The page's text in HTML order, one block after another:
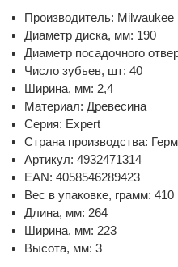
Производитель: Milwaukee
Диаметр диска, мм: 190
Диаметр посадочного
Число зубьев, шт: 40
Ширина, мм: 2,4
Материал: Древесина
Серия: Expert
Страна производства:
Артикул: 4932471314
EAN: 4058546289423
Вес в упаковке, грамм: 410
Длина, мм: 264
Ширина, мм: 223
Высота, мм: 3